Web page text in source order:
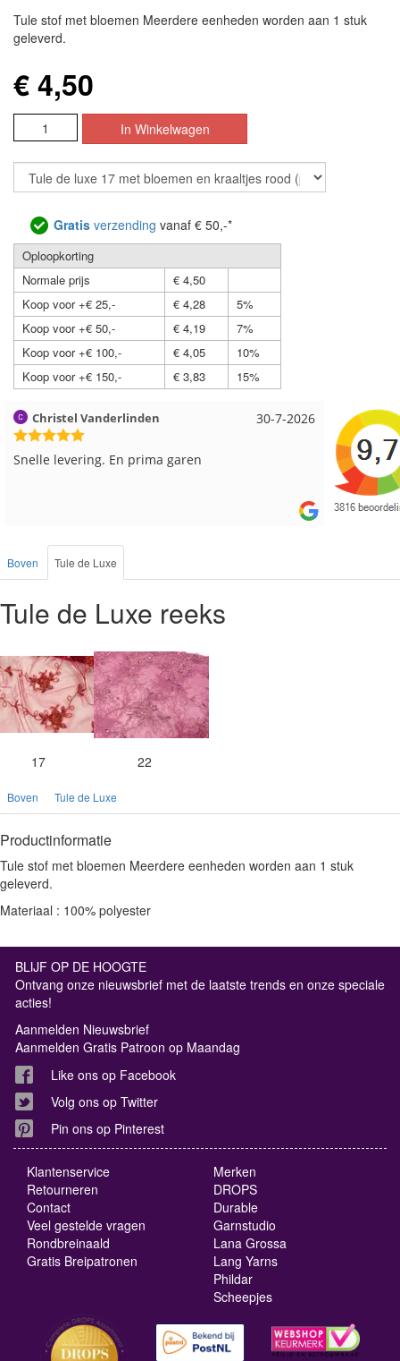
Tule stof met bloemen Meerdere eenheden worden aan 1 stuk
geleverd.
€ 4,50
Gratis verzending vanaf € 50,-*
Oploopkorting
Normale prijs
€ 4,50
Koop voor +€ 25,-
€ 4,28
5%
Koop voor +€ 50,-
€ 4,19
7%
Koop voor +€ 100,-
€ 4,05
10%
Koop voor +€ 150,-
€ 3,83 15%
30-7-2026 Magnolia Ranch
Snelle levering en een keurig pakket Ga er
leuke pakket van maken voor de markt.
Boven Tule de Luxe
Tule de Luxe reeks
17 22
Boven Tule de Luxe
Productinformatie
Tule stof met bloemen Meerdere eenheden worden aan 1 stuk
geleverd.
Materiaal : 100% polyester
BLIJF OP DE HOOGTE
Ontvang onze nieuwsbrief met de laatste trends en onze speciale
acties!
Aanmelden Nieuwsbrief
Aanmelden Gratis Patroon op Maandag
Like ons op Facebook
Volg ons op Twitter
Pin ons op Pinterest
Klantenservice
Retourneren
Contact
Veel gestelde vragen
Rondbreinaald
Gratis Breipatronen
Merken
DROPS
Durable
Garnstudio
Lana Grossa
Lang Yarns
Phildar
Scheepjes